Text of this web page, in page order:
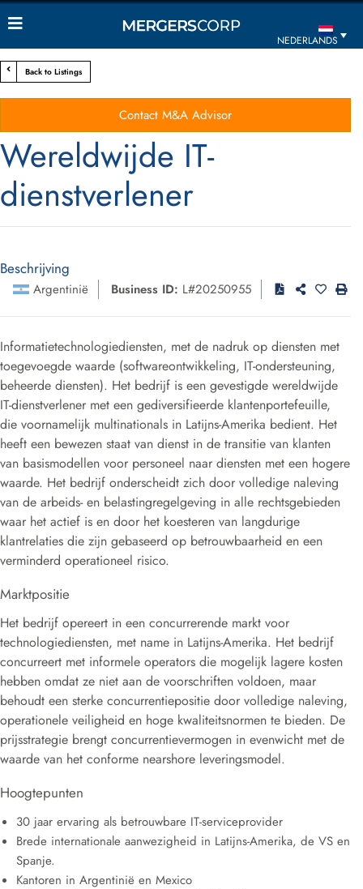
NEDERLANDS
Back to Listings
Contact M&A Advisor
Wereldwijde IT-
dienstverlener
Beschrijving
Argentinië Business ID: L#20250955
Informatietechnologiediensten, met de nadruk op diensten met
toegevoegde waarde (softwareontwikkeling, IT-ondersteuning,
beheerde diensten). Het bedrijf is een gevestigde wereldwijde
IT-dienstverlener met een gediversifieerde klantenportefeuille,
die voornamelijk multinationals in Latijns-Amerika bedient. Het
heeft een bewezen staat van dienst in de transitie van klanten
van basismodellen voor personeel naar diensten met een hogere
waarde. Het bedrijf onderscheidt zich door volledige naleving
van de arbeids- en belastingregelgeving in alle rechtsgebieden
waar het actief is en door het koesteren van langdurige
klantrelaties die zijn gebaseerd op betrouwbaarheid en een
verminderd operationeel risico.
Marktpositie
Het bedrijf opereert in een concurrerende markt voor
technologiediensten, met name in Latijns-Amerika. Het bedrijf
concurreert met informele operators die mogelijk lagere kosten
hebben omdat ze niet aan de voorschriften voldoen, maar
behoudt een sterke concurrentiepositie door volledige naleving,
operationele veiligheid en hoge kwaliteitsnormen te bieden. De
prijsstrategie brengt concurrentievermogen in evenwicht met de
waarde van het conforme nearshore leveringsmodel.
Hoogtepunten
30 jaar ervaring als betrouwbare IT-serviceprovider
Brede internationale aanwezigheid in Latijns-Amerika, de VS en
Spanje.
Kantoren in Argentinië en Mexico